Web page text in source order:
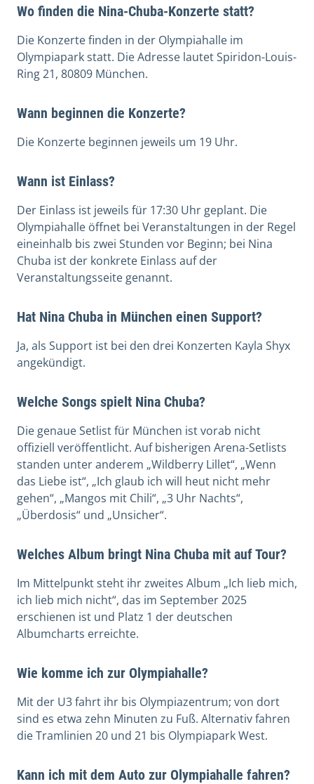
Wo finden die Nina-Chuba-Konzerte statt?
Die Konzerte finden in der Olympiahalle im
Olympiapark statt. Die Adresse lautet Spiridon-Louis-
Ring 21, 80809 München.
Wann beginnen die Konzerte?
Die Konzerte beginnen jeweils um 19 Uhr.
Wann ist Einlass?
Der Einlass ist jeweils für 17:30 Uhr geplant. Die
Olympiahalle öffnet bei Veranstaltungen in der Regel
eineinhalb bis zwei Stunden vor Beginn; bei Nina
Chuba ist der konkrete Einlass auf der
Veranstaltungsseite genannt.
Hat Nina Chuba in München einen Support?
Ja, als Support ist bei den drei Konzerten Kayla Shyx
angekündigt.
Welche Songs spielt Nina Chuba?
Die genaue Setlist für München ist vorab nicht
offiziell veröffentlicht. Auf bisherigen Arena-Setlists
standen unter anderem „Wildberry Lillet“, „Wenn
das Liebe ist“, „Ich glaub ich will heut nicht mehr
gehen“, „Mangos mit Chili“, „3 Uhr Nachts“,
„Überdosis“ und „Unsicher“.
Welches Album bringt Nina Chuba mit auf Tour?
Im Mittelpunkt steht ihr zweites Album „Ich lieb mich,
ich lieb mich nicht“, das im September 2025
erschienen ist und Platz 1 der deutschen
Albumcharts erreichte.
Wie komme ich zur Olympiahalle?
Mit der U3 fahrt ihr bis Olympiazentrum; von dort
sind es etwa zehn Minuten zu Fuß. Alternativ fahren
die Tramlinien 20 und 21 bis Olympiapark West.
Kann ich mit dem Auto zur Olympiahalle fahren?